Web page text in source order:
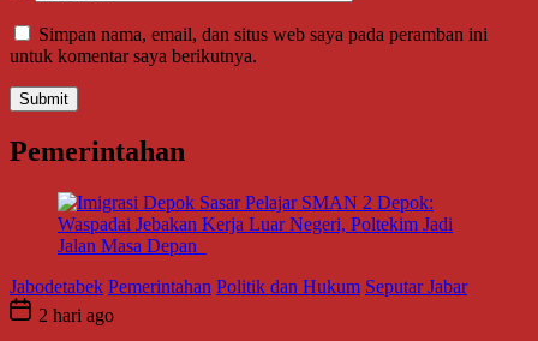
Simpan nama, email, dan situs web saya pada peramban ini
untuk komentar saya berikutnya.
Pemerintahan
Jabodetabek Pemerintahan Politik dan Hukum Seputar Jabar
2 hari ago